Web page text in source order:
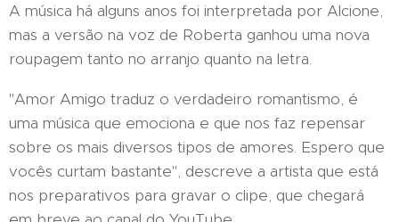
A música há alguns anos foi interpretada por Alcione,
mas a versão na voz de Roberta ganhou uma nova
roupagem tanto no arranjo quanto na letra.
"Amor Amigo traduz o verdadeiro romantismo, é
uma música que emociona e que nos faz repensar
sobre os mais diversos tipos de amores. Espero que
vocês curtam bastante", descreve a artista que está
nos preparativos para gravar o clipe, que chegará